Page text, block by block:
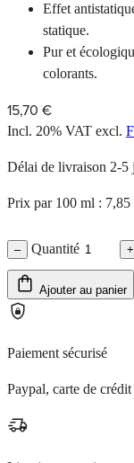
Effet
statique.
Pur et
colorants.
15,70 €
Incl. 20% VAT excl.
Délai de livraison 2-5
Prix par 100 ml : 7,85
– Quantité +
Ajouter au panier
Paiement sécurisé
Paypal, carte de crédit